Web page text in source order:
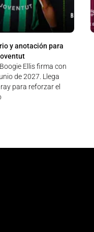
y anotación para
Ellis firma con
de 2027. Llega
para reforzar el